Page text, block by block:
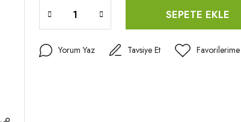
SEPETE EKLE
Yorum Yaz Tavsiye Et